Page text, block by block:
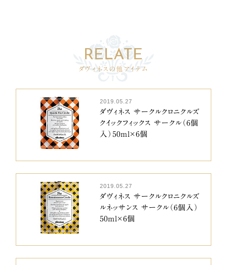
ダヴィネスの他アイテム
2019.05.27
ダヴィネス サークルクロニクルズ
クイックフィックス サークル（6個
入）50ml×6個
2019.05.27
ダヴィネス サークルクロニクルズ
ルネッサンス サークル（6個入）
50ml×6個